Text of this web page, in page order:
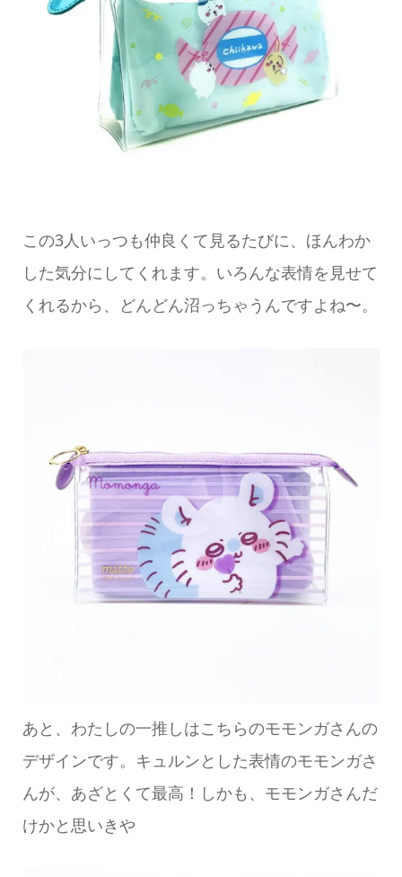
この3人いっつも仲良くて見るたびに、ほんわか
した気分にしてくれます。いろんな表情を見せて
くれるから、どんどん沼っちゃうんですよね〜。
あと、わたしの一推しはこちらのモモンガさんの
デザインです。キュルンとした表情のモモンガさ
んが、あざとくて最高！しかも、モモンガさんだ
けかと思いきや